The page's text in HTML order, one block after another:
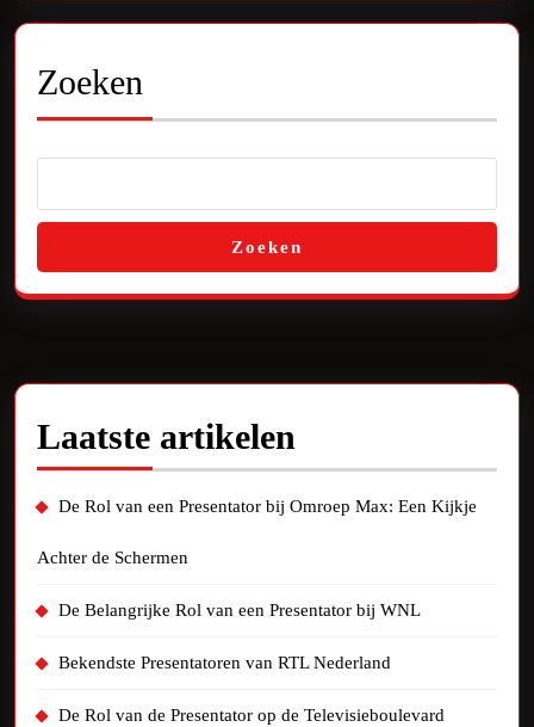
Zoeken
Zoeken
Laatste artikelen
De Rol van een Presentator bij Omroep Max: Een Kijkje
Achter de Schermen
De Belangrijke Rol van een Presentator bij WNL
Bekendste Presentatoren van RTL Nederland
De Rol van de Presentator op de Televisieboulevard